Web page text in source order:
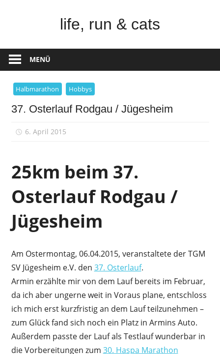
life, run & cats
Frank
–
Niederstetten
MENÜ
Halbmarathon Hobbys
37. Osterlauf Rodgau / Jügesheim
6. April 2015
25km beim 37.
Osterlauf Rodgau /
Jügesheim
Am Ostermontag, 06.04.2015, veranstaltete der TGM
SV Jügesheim e.V. den 37. Osterlauf.
Armin erzählte mir von dem Lauf bereits im Februar,
da ich aber ungerne weit in Voraus plane, entschloss
ich mich erst kurzfristig an dem Lauf teilzunehmen –
zum Glück fand sich noch ein Platz in Armins Auto.
Außerdem passte der Lauf als Testlauf wunderbar in
die Vorbereitungen zum 30. Haspa Marathon